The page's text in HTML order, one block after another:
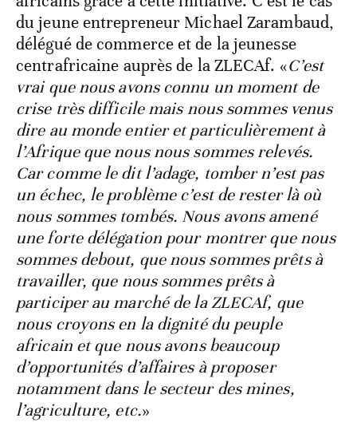
du jeune entrepreneur Michael Zarambaud,
délégué de commerce et de la jeunesse
centrafricaine auprès de la ZLECAf. «C’est
vrai que nous avons connu un moment de
crise très difficile mais nous sommes venus
dire au monde entier et particulièrement à
l’Afrique que nous nous sommes relevés.
Car comme le dit l’adage, tomber n’est pas
un échec, le problème c’est de rester là où
nous sommes tombés. Nous avons amené
une forte délégation pour montrer que nous
sommes debout, que nous sommes prêts à
travailler, que nous sommes prêts à
participer au marché de la ZLECAf, que
nous croyons en la dignité du peuple
africain et que nous avons beaucoup
d’opportunités d’affaires à proposer
notamment dans le secteur des mines,
l’agriculture, etc.»